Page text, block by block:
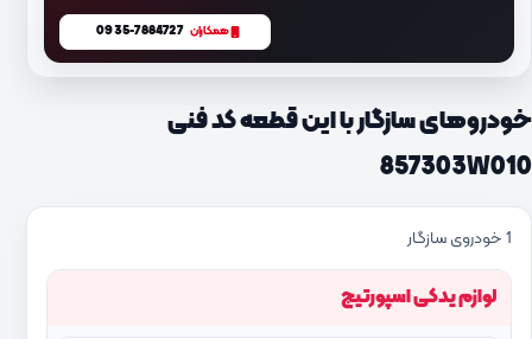
همکاران 0935-7884727
خودروهای سازگار با این قطعه کد فنی
857303W010
1 خودروی سازگار
لوازم یدکی اسپورتیج